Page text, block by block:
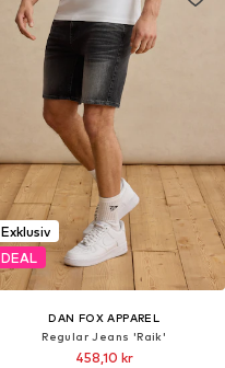
Exklusiv
DEAL
DAN FOX APPAREL
Regular Jeans 'Raik'
458,10 kr